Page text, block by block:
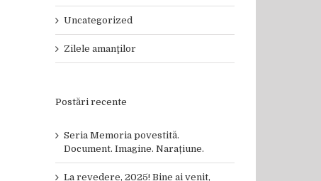
Uncategorized
Zilele amanţilor
Postări recente
Seria Memoria povestită.
Document. Imagine. Narațiune.
La revedere, 2025! Bine ai venit,